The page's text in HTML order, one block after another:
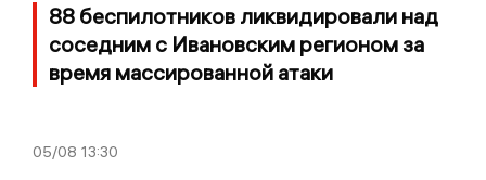
88 беспилотников ликвидировали над
соседним с Ивановским регионом за
время массированной атаки
05/08 13:30